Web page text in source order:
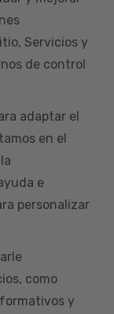
Servicios y
de control
adaptar el
en el
e
personalizar
como
y